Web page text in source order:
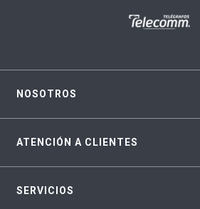
NOSOTROS
ATENCIÓN A CLIENTES
SERVICIOS